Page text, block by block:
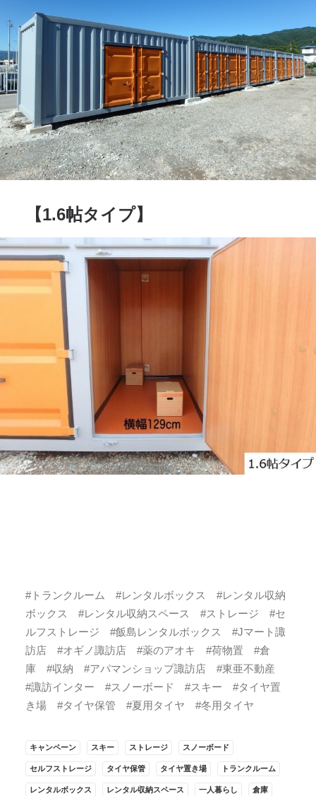
【1.6帖タイプ】
#トランクルーム #レンタルボックス #レンタル収納
ボックス #レンタル収納スペース #ストレージ #セ
ルフストレージ #飯島レンタルボックス #Jマート諏
訪店 #オギノ諏訪店 #薬のアオキ #荷物置 #倉
庫 #収納 #アパマンショップ諏訪店 #東亜不動産
#諏訪インター #スノーボード #スキー #タイヤ置
き場 #タイヤ保管 #夏用タイヤ #冬用タイヤ
キャンペーン スキー ストレージ スノーボード
セルフストレージ タイヤ保管 タイヤ置き場 トランクルーム
レンタルボックス レンタル収納スペース 一人暮らし 倉庫